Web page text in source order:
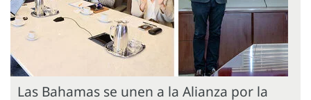
Las Bahamas se unen a la Alianza por la